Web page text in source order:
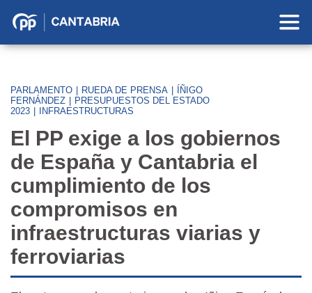
Partido
Cantabria
PARLAMENTO RUEDA DE PRENSA
ÍÑIGO
FERNÁNDEZ
PRESUPUESTOS DEL ESTADO
2023
INFRAESTRUCTURAS
El PP exige a los gobiernos
de España y Cantabria el
cumplimiento de los
compromisos en
infraestructuras viarias y
ferroviarias